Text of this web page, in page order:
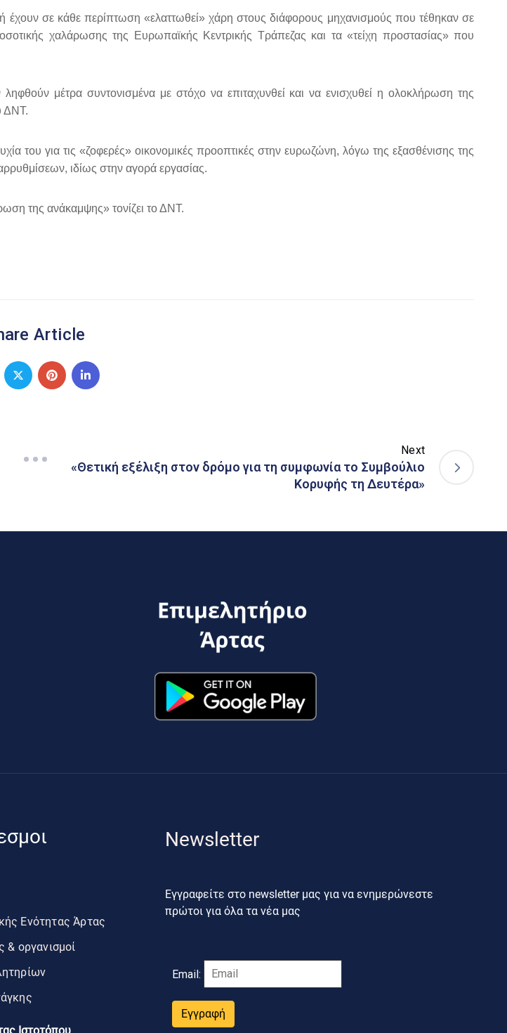
έχουν σε κάθε περίπτωση «ελαττωθεί» χάρη στους διάφορους μηχανισμούς που τέθηκαν σε
χαλάρωσης της Ευρωπαϊκής Κεντρικής Τράπεζας και τα «τείχη προστασίας» που
ληφθούν μέτρα συντονισμένα με στόχο να επιταχυνθεί και να ενισχυθεί η ολοκλήρωση της
ΔΝΤ.
του για τις «ζοφερές» οικονομικές προοπτικές στην ευρωζώνη, λόγω της εξασθένισης της
ιδίως στην αγορά εργασίας.
της ανάκαμψης» τονίζει το ΔΝΤ.
Article
Next
«Θετική εξέλιξη στον δρόμο για τη συμφωνία το Συμβούλιο
Κορυφής τη Δευτέρα»
Ενότητας Άρτας
& οργανισμοί
Ιστοτόπου
Newsletter
Εγγραφείτε στο newsletter μας για να ενημερώνεστε
πρώτοι για όλα τα νέα μας
Email:
Εγγραφή